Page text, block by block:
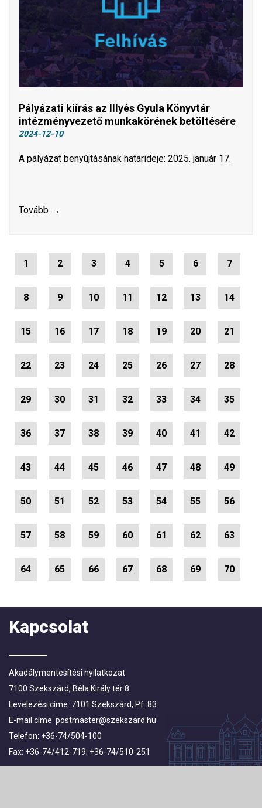
Pályázati kiírás az Illyés Gyula Könyvtár
intézményvezető munkakörének betöltésére
2024-12-10
A pályázat benyújtásának határideje: 2025. január 17.
Tovább →
1 2 3 4 5 6 7
8 9 10 11 12 13 14
15 16 17 18 19 20 21
22 23 24 25 26 27 28
29 30 31 32 33 34 35
36 37 38 39 40 41 42
43 44 45 46 47 48 49
50 51 52 53 54 55 56
57 58 59 60 61 62 63
64 65 66 67 68 69 70
Kapcsolat
Akadálymentesítési nyilatkozat
7100 Szekszárd, Béla Király tér 8.
Levelezési címe: 7101 Szekszárd, Pf.:83.
E-mail címe: postmaster@szekszard.hu
Telefon: +36-74/504-100
Fax: +36-74/412-719; +36-74/510-251